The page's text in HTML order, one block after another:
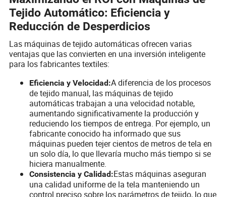
Tejido Automático: Eficiencia y
Reducción de Desperdicios
Las máquinas de tejido automáticas ofrecen varias
ventajas que las convierten en una inversión inteligente
para los fabricantes textiles:
Eficiencia y Velocidad:A diferencia de los procesos
de tejido manual, las máquinas de tejido
automáticas trabajan a una velocidad notable,
aumentando significativamente la producción y
reduciendo los tiempos de entrega. Por ejemplo, un
fabricante conocido ha informado que sus
máquinas pueden tejer cientos de metros de tela en
un solo día, lo que llevaría mucho más tiempo si se
hiciera manualmente.
Consistencia y Calidad:Estas máquinas aseguran
una calidad uniforme de la tela manteniendo un
control preciso sobre los parámetros de tejido, lo que